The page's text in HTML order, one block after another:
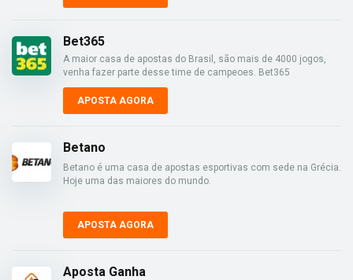
Bet365
A maior casa de apostas do Brasil, são mais de 4000 jogos,
venha fazer parte desse time de campeoes. Bet365
APOSTA AGORA
Betano
Betano é uma casa de apostas esportivas com sede na Grécia.
Hoje uma das maiores do mundo.
APOSTA AGORA
Aposta Ganha